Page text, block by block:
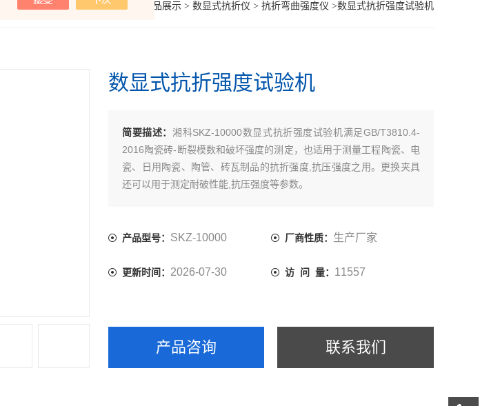
你的位置： 产品展示> 数显式抗折仪 > 抗折弯曲强度仪 >数显式抗折强度试验机
数显式抗折强度试验机
简要描述： 湘科SKZ-10000数显式抗折强度试验机满足GB/T3810.4-
2016陶瓷砖-断裂模数和破坏强度的测定，也适用于测量工程陶瓷、电
瓷、日用陶瓷、陶管、砖瓦制品的抗折强度,抗压强度之用。更换夹具
还可以用于测定耐破性能,抗压强度等参数。
产品型号： SKZ-10000 厂商性质： 生产厂家
更新时间： 2026-07-30 访 问 量： 11557
产品咨询 联系我们